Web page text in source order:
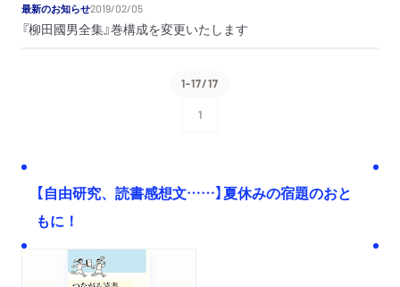
最新のお知らせ2019/02/05
『柳田國男全集』巻構成を変更いたします
1-17/17
1
【自由研究、読書感想文……】夏休みの宿題のおと
もに！